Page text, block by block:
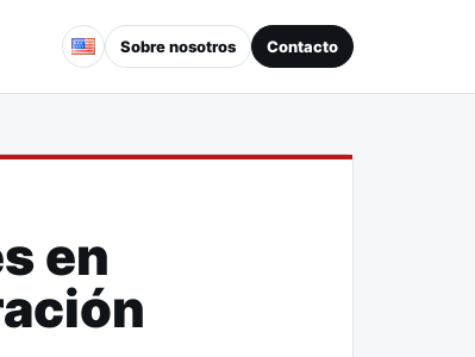
Sobre nosotros Contacto
en